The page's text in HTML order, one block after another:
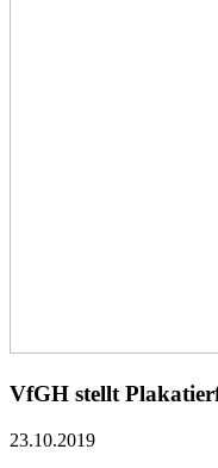
VfGH stellt
23.10.2019